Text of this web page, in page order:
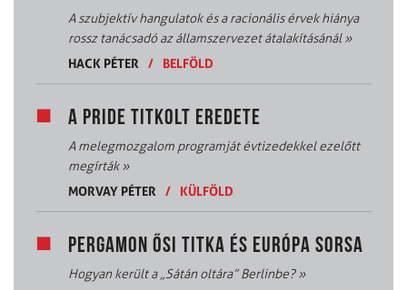
A szubjektív hangulatok és a racionális érvek hiánya
rossz tanácsadó az államszervezet átalakításánál»
HACK PÉTER
/ BELFÖLD
A PRIDE TITKOLT EREDETE
A melegmozgalom programját évtizedekkel ezelőtt
megírták»
MORVAY PÉTER
/ KÜLFÖLD
PERGAMON ŐSI TITKA ÉS EURÓPA SORSA
Hogyan került a „Sátán oltára” Berlinbe?»